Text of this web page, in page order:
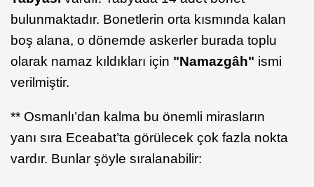
bulunmaktadır. Bonetlerin orta kısmında kalan
boş alana, o dönemde askerler burada toplu
olarak namaz kıldıkları için "Namazgâh" ismi
verilmiştir.
** Osmanlı’dan kalma bu önemli mirasların
yanı sıra Eceabat’ta görülecek çok fazla nokta
vardır. Bunlar şöyle sıralanabilir: